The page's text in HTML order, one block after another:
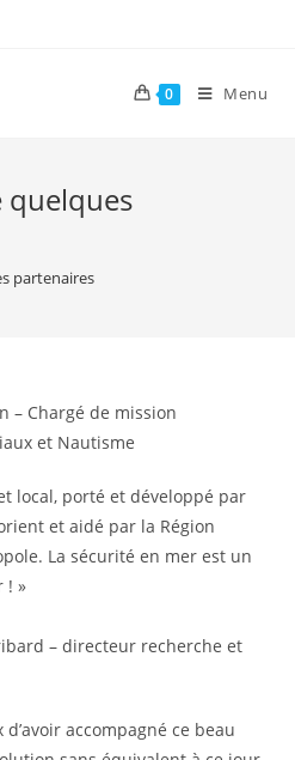
0 Menu
quelques
partenaires
– Chargé de mission
et Nautisme
local, porté et développé par
et aidé par la Région
La sécurité en mer est un
! »
– directeur recherche et
accompagné ce beau